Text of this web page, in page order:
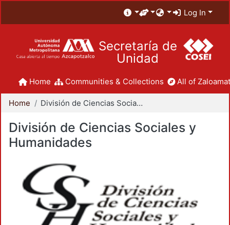
Log In
Secretaría de
Unidad
Home Communities & Collections All of
Home División de Ciencias Sociales y Humanidades
División de Ciencias Sociales y
Humanidades